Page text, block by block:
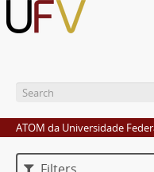
ATOM da Universidade